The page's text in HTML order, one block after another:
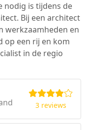
nodig is tijdens de
Bij een architect
werkzaamheden en
op een rij en kom
in de regio
3 reviews